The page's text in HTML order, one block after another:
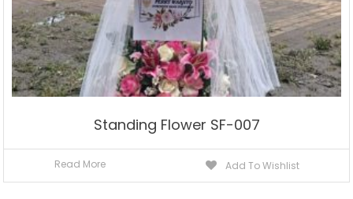
Standing Flower SF-007
Read More Add To Wishlist